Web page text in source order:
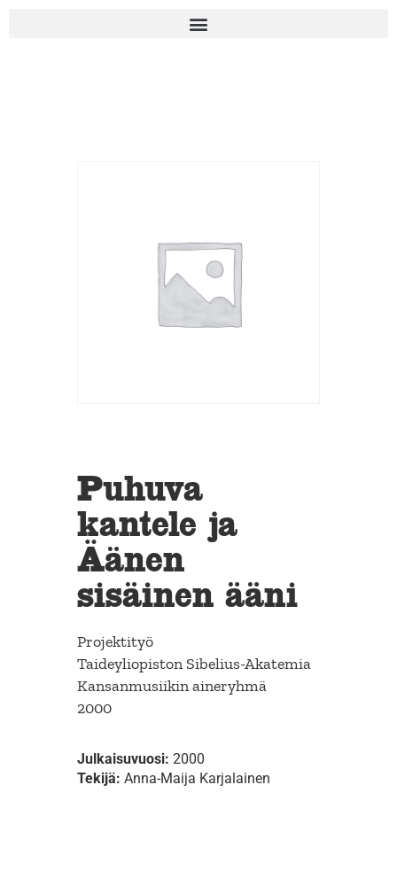
Puhuva
kantele ja
Äänen
sisäinen ääni
Projektityö
Taideyliopiston Sibelius-Akatemia
Kansanmusiikin aineryhmä
2000
Julkaisuvuosi:2000
Tekijä:Anna-Maija Karjalainen